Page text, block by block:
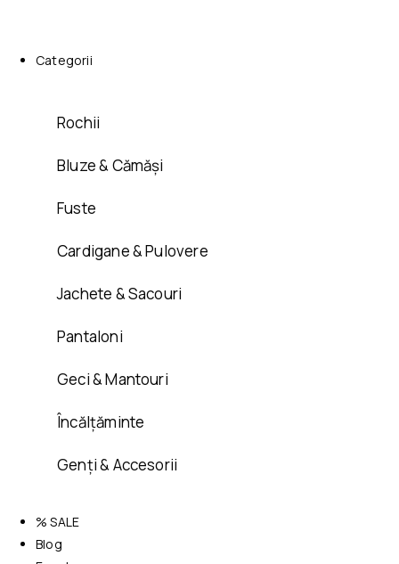
Categorii
Rochii
Bluze & Cămăși
Fuste
Cardigane & Pulovere
Jachete & Sacouri
Pantaloni
Geci & Mantouri
Încălțăminte
Genți & Accesorii
% SALE
Blog